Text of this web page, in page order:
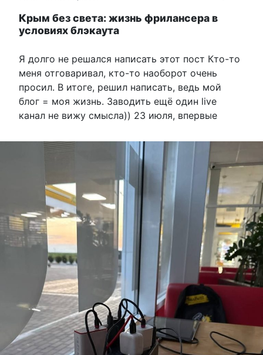
Крым без света: жизнь фрилансера в
условиях блэкаута
Я долго не решался написать этот пост Кто-то
меня отговаривал, кто-то наоборот очень
просил. В итоге, решил написать, ведь мой
блог = моя жизнь. Заводить ещё один live
канал не вижу смысла)) 23 июля, впервые